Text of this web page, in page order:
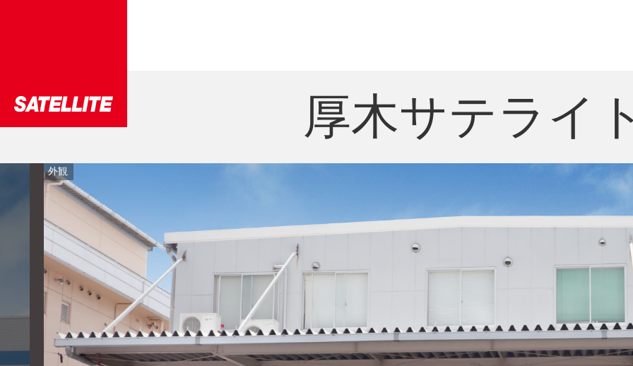
厚木サテライ